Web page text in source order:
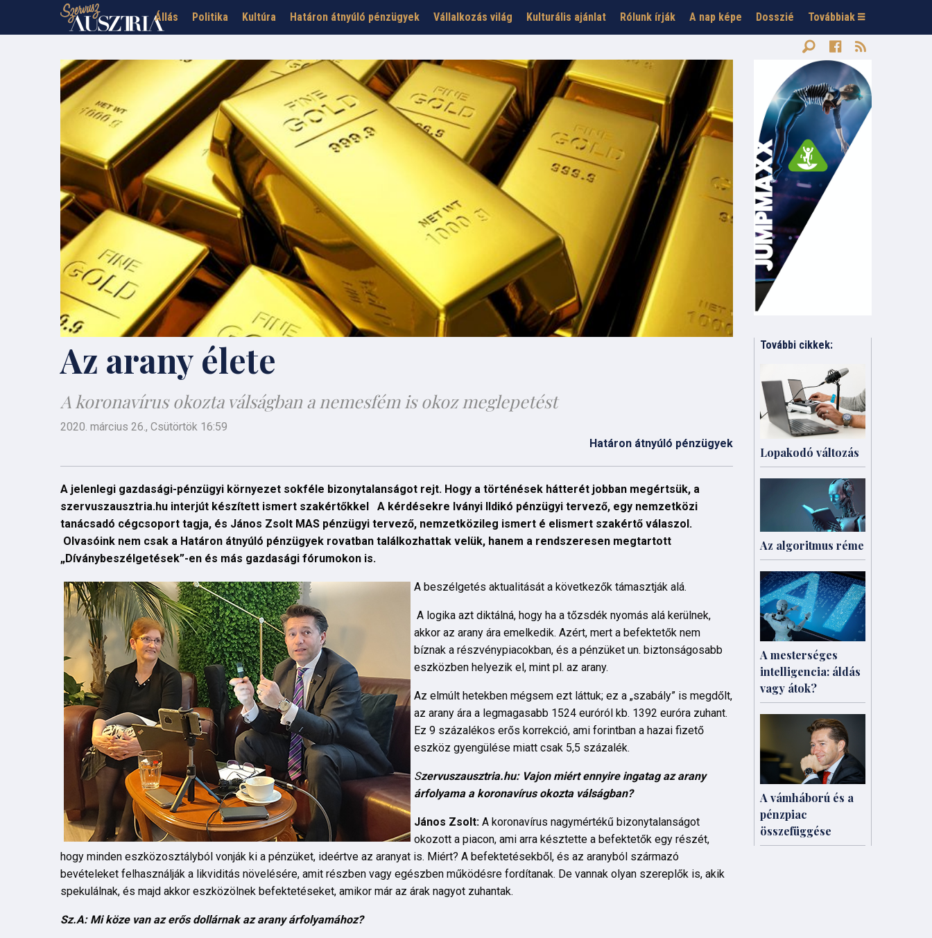
Állás Politika Kultúra Határon átnyúló pénzügyek Vállalkozás világ Kulturális ajánlat Rólunk írják A nap képe Dosszié Továbbiak
Az arany élete
A koronavírus okozta válságban a nemesfém is okoz meglepetést
2020. március 26., Csütörtök 16:59
Határon átnyúló pénzügyek
A jelenlegi gazdasági-pénzügyi környezet sokféle bizonytalanságot rejt. Hogy a történések hátterét jobban megértsük, a
szervuszausztria.hu interjút készített ismert szakértőkkel A kérdésekre Iványi Ildikó pénzügyi tervező, egy nemzetközi
tanácsadó cégcsoport tagja, és János Zsolt MAS pénzügyi tervező, nemzetközileg ismert é elismert szakértő válaszol.
Olvasóink nem csak a Határon átnyúló pénzügyek rovatban találkozhattak velük, hanem a rendszeresen megtartott
„Díványbeszélgetések”-en és más gazdasági fórumokon is.
A beszélgetés aktualitását a következők támasztják alá.
A logika azt diktálná, hogy ha a tőzsdék nyomás alá kerülnek,
akkor az arany ára emelkedik. Azért, mert a befektetők nem
bíznak a részvénypiacokban, és a pénzüket un. biztonságosabb
eszközben helyezik el, mint pl. az arany.
Az elmúlt hetekben mégsem ezt láttuk; ez a „szabály” is megdőlt,
az arany ára a legmagasabb 1524 euróról kb. 1392 euróra zuhant.
Ez 9 százalékos erős korrekció, ami forintban a hazai fizető
eszköz gyengülése miatt csak 5,5 százalék.
Szervuszausztria.hu: Vajon miért ennyire ingatag az arany
árfolyama a koronavírus okozta válságban?
János Zsolt: A koronavírus nagymértékű bizonytalanságot
okozott a piacon, ami arra késztette a befektetők egy részét,
hogy minden eszközosztályból vonják ki a pénzüket, ideértve az aranyat is. Miért? A befektetésekből, és az aranyból származó
bevételeket felhasználják a likviditás növelésére, amit részben vagy egészben működésre fordítanak. De vannak olyan szereplők is, akik
spekulálnak, és majd akkor eszközölnek befektetéseket, amikor már az árak nagyot zuhantak.
Sz.A: Mi köze van az erős dollárnak az arany árfolyamához?
További cikkek:
Lopakodó változás
Az algoritmus réme
A mesterséges
intelligencia: áldás
vagy átok?
A vámháború és a
pénzpiac
összefüggése